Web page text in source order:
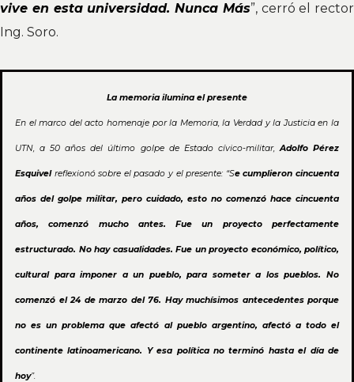
vive en esta universidad. Nunca Más”, cerró el rector
Ing. Soro.
La memoria ilumina el presente
En el marco del acto homenaje por la Memoria, la Verdad y la Justicia en la
UTN, a 50 años del último golpe de Estado cívico-militar,Adolfo Pérez
Esquivelreflexionó sobre el pasado y el presente: “Se cumplieron cincuenta
años del golpe militar, pero cuidado, esto no comenzó hace cincuenta
años, comenzó mucho antes. Fue un proyecto perfectamente
estructurado. No hay casualidades. Fue un proyecto económico, político,
cultural para imponer a un pueblo, para someter a los pueblos. No
comenzó el 24 de marzo del 76. Hay muchísimos antecedentes porque
no es un problema que afectó al pueblo argentino, afectó a todo el
continente latinoamericano. Y esa política no terminó hasta el día de
hoy”.